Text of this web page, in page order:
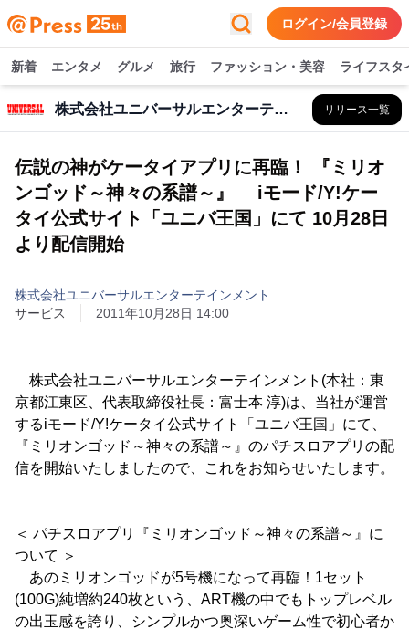
ログイン/会員登録
新着 エンタメ グルメ 旅行 ファッション・美容 ライフスタ
株式会社ユニバーサルエンターテインメント リリース一覧
伝説の神がケータイアプリに再臨！ 『ミリオ
ンゴッド～神々の系譜～』 iモード/Y!ケー
タイ公式サイト「ユニバ王国」にて 10月28日
より配信開始
株式会社ユニバーサルエンターテインメント
サービス
2011年10月28日 14:00
株式会社ユニバーサルエンターテインメント(本社：東
京都江東区、代表取締役社長：富士本 淳)は、当社が運営
するiモード/Y!ケータイ公式サイト「ユニバ王国」にて、
『ミリオンゴッド～神々の系譜～』のパチスロアプリの配
信を開始いたしましたので、これをお知らせいたします。
＜ パチスロアプリ『ミリオンゴッド～神々の系譜～』に
ついて ＞
あのミリオンゴッドが5号機になって再臨！1セット
(100G)純増約240枚という、ART機の中でもトップレベル
の出玉感を誇り、シンプルかつ奥深いゲーム性で初心者か